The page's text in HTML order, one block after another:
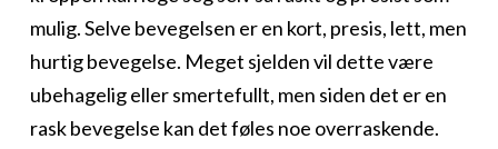
mulig. Selve bevegelsen er en kort, presis, lett, men
hurtig bevegelse. Meget sjelden vil dette være
ubehagelig eller smertefullt, men siden det er en
rask bevegelse kan det føles noe overraskende.